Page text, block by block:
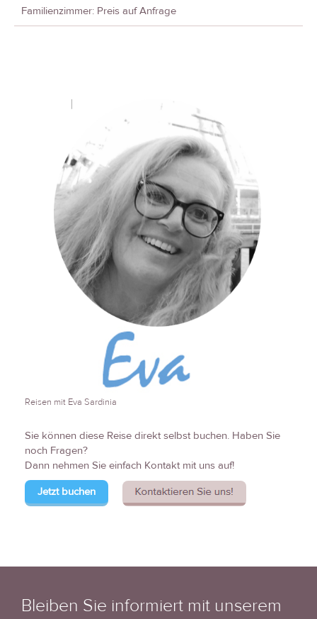
Familienzimmer: Preis auf Anfrage
Reisen mit Eva Sardinia
Sie können diese Reise direkt selbst buchen. Haben Sie
noch Fragen?
Dann nehmen Sie einfach Kontakt mit uns auf!
Jetzt buchen
Bleiben Sie informiert mit unserem